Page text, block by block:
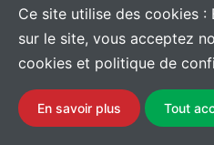
Ce site utilise des cookies :
sur le site, vous acceptez
cookies et politique de
En savoir plus Tout